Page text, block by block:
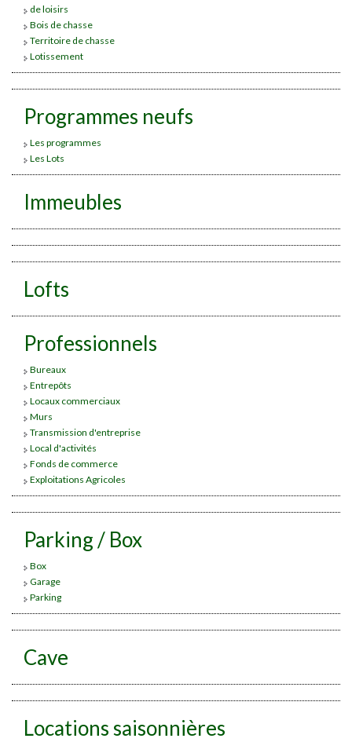
de loisirs
Bois de chasse
Territoire de chasse
Lotissement
Programmes neufs
Les programmes
Les Lots
Immeubles
Lofts
Professionnels
Bureaux
Entrepôts
Locaux commerciaux
Murs
Transmission d'entreprise
Local d'activités
Fonds de commerce
Exploitations Agricoles
Parking / Box
Box
Garage
Parking
Cave
Locations saisonnières